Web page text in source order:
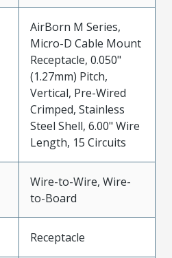
AirBorn M Series,
Micro-D Cable Mount
Receptacle, 0.050"
(1.27mm) Pitch,
Vertical, Pre-Wired
Crimped, Stainless
Steel Shell, 6.00" Wire
Length, 15 Circuits
Wire-to-Wire, Wire-
to-Board
Receptacle